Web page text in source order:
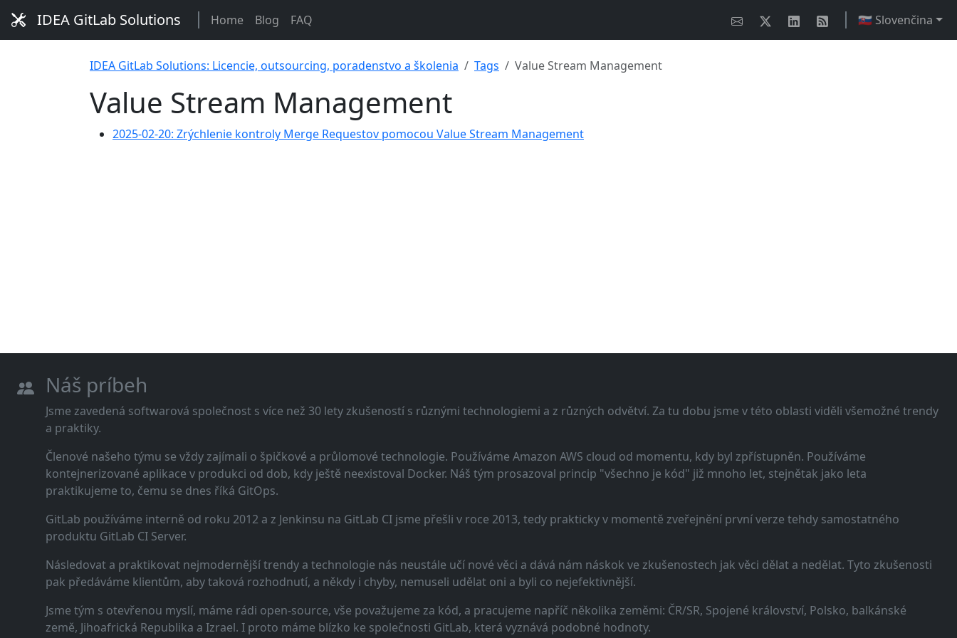
IDEA GitLab Solutions Home Blog FAQ 🇸🇰 Slovenčina
IDEA GitLab Solutions: Licencie, outsourcing, poradenstvo a školenia Tags Value Stream Management
Value Stream Management
2025-02-20: Zrýchlenie kontroly Merge Requestov pomocou Value Stream Management
Náš príbeh
Jsme zavedená softwarová společnost s více než 30 lety zkušeností s různými technologiemi a z různých odvětví. Za tu dobu jsme v této oblasti viděli všemožné trendy
a praktiky.
Členové našeho týmu se vždy zajímali o špičkové a průlomové technologie. Používáme Amazon AWS cloud od momentu, kdy byl zpřístupněn. Používáme
kontejnerizované aplikace v produkci od dob, kdy ještě neexistoval Docker. Náš tým prosazoval princip "všechno je kód" již mnoho let, stejnětak jako leta
praktikujeme to, čemu se dnes říká GitOps.
GitLab používáme interně od roku 2012 a z Jenkinsu na GitLab CI jsme přešli v roce 2013, tedy prakticky v momentě zveřejnění první verze tehdy samostatného
produktu GitLab CI Server.
Následovat a praktikovat nejmodernější trendy a technologie nás neustále učí nové věci a dává nám náskok ve zkušenostech jak věci dělat a nedělat. Tyto zkušenosti
pak předáváme klientům, aby taková rozhodnutí, a někdy i chyby, nemuseli udělat oni a byli co nejefektivnější.
Jsme tým s otevřenou myslí, máme rádi open-source, vše považujeme za kód, a pracujeme napříč několika zeměmi: ČR/SR, Spojené království, Polsko, balkánské
země, Jihoafrická Republika a Izrael. I proto máme blízko ke společnosti GitLab, která vyznává podobné hodnoty.